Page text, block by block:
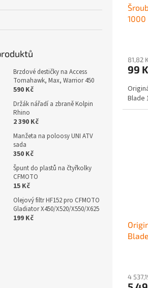
Brzdové destičky na Access
Tomahawk, Max, Warrior 450
590 Kč
Držák nářadí a zbraně Kolpin
Rhino
2 390 Kč
Manžeta na poloosy UNI ATV
sada
350 Kč
Špunt do plastů na čtyřkolky
CFMOTO
15 Kč
Olejový filtr HF152 pro CFMOTO
Gladiator X450/X520/X550/X625
199 Kč
1000
81,82
99
Blade
4